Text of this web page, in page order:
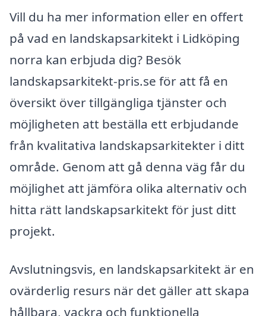
Vill du ha mer information eller en offert
på vad en landskapsarkitekt i Lidköping
norra kan erbjuda dig? Besök
landskapsarkitekt-pris.se för att få en
översikt över tillgängliga tjänster och
möjligheten att beställa ett erbjudande
från kvalitativa landskapsarkitekter i ditt
område. Genom att gå denna väg får du
möjlighet att jämföra olika alternativ och
hitta rätt landskapsarkitekt för just ditt
projekt.
Avslutningsvis, en landskapsarkitekt är en
ovärderlig resurs när det gäller att skapa
hållbara, vackra och funktionella